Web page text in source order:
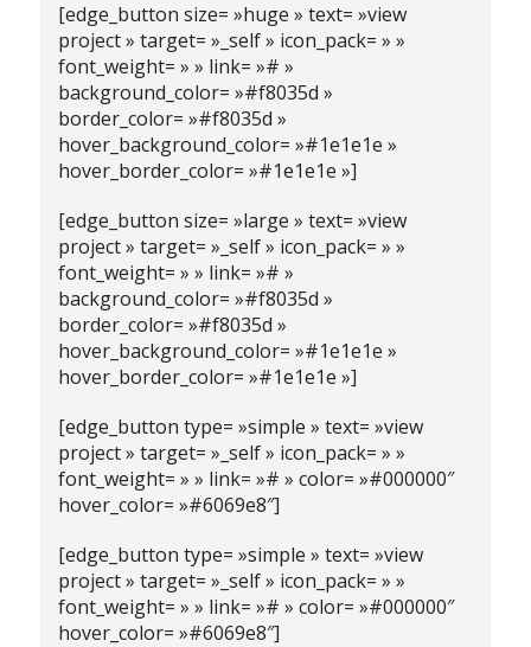
[edge_button size= »huge » text= »view
project » target= »_self » icon_pack= » »
font_weight= » » link= »# »
background_color= »#f8035d »
border_color= »#f8035d »
hover_background_color= »#1e1e1e »
hover_border_color= »#1e1e1e »]
[edge_button size= »large » text= »view
project » target= »_self » icon_pack= » »
font_weight= » » link= »# »
background_color= »#f8035d »
border_color= »#f8035d »
hover_background_color= »#1e1e1e »
hover_border_color= »#1e1e1e »]
[edge_button type= »simple » text= »view
project » target= »_self » icon_pack= » »
font_weight= » » link= »# » color= »#000000″
hover_color= »#6069e8″]
[edge_button type= »simple » text= »view
project » target= »_self » icon_pack= » »
font_weight= » » link= »# » color= »#000000″
hover_color= »#6069e8″]